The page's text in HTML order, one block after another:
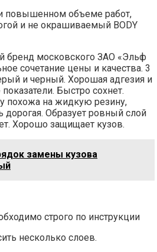
повышенном объеме работ,
и не окрашиваемый BODY
бренд московского ЗАО «Эльф
сочетание цены и качества. 3
и черный. Хорошая адгезия и
Быстро сохнет.
похожа на жидкую резину,
дорогая. Образует ровный слой
Хорошо защищает кузов.
замены кузова
строго по инструкции
несколько слоев.